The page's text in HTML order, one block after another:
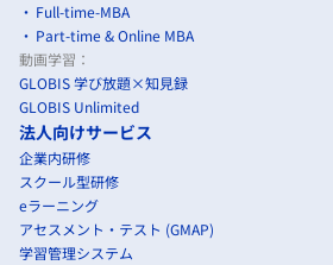
Full-time-MBA
Part-time & Online MBA
動画学習：
GLOBIS 学び放題×知見録
GLOBIS Unlimited
法人向けサービス
企業内研修
スクール型研修
eラーニング
アセスメント・テスト (GMAP)
学習管理システム